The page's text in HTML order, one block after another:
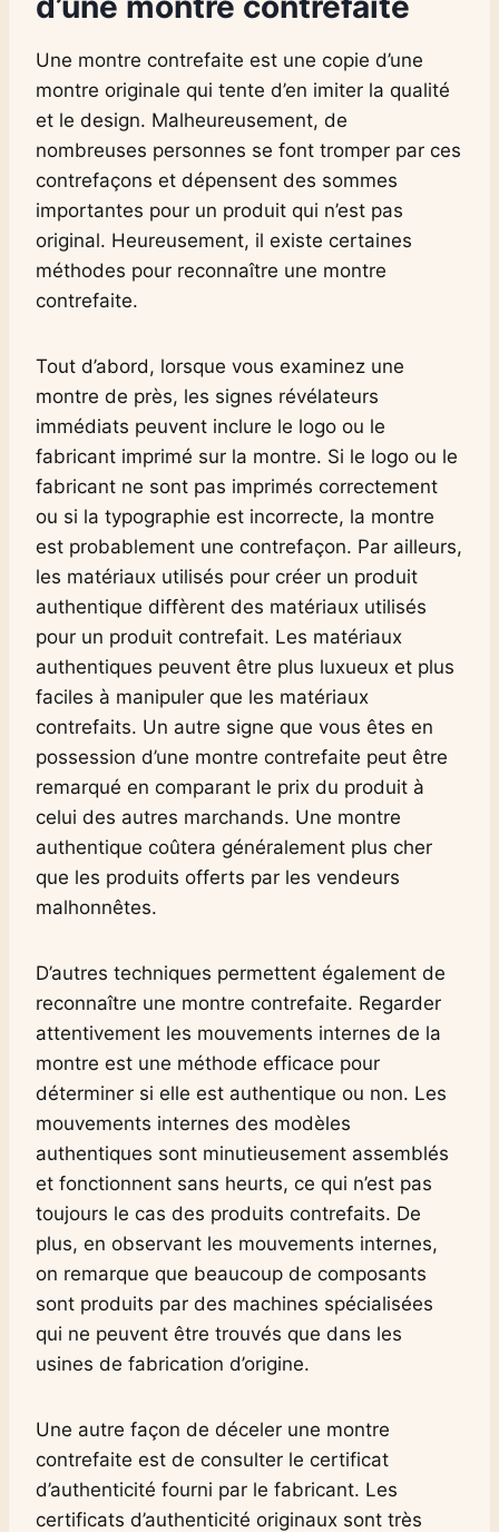
Une montre contrefaite est une copie d’une
montre originale qui tente d’en imiter la qualité
et le design. Malheureusement, de
nombreuses personnes se font tromper par ces
contrefaçons et dépensent des sommes
importantes pour un produit qui n’est pas
original. Heureusement, il existe certaines
méthodes pour reconnaître une montre
contrefaite.
Tout d’abord, lorsque vous examinez une
montre de près, les signes révélateurs
immédiats peuvent inclure le logo ou le
fabricant imprimé sur la montre. Si le logo ou le
fabricant ne sont pas imprimés correctement
ou si la typographie est incorrecte, la montre
est probablement une contrefaçon. Par ailleurs,
les matériaux utilisés pour créer un produit
authentique diffèrent des matériaux utilisés
pour un produit contrefait. Les matériaux
authentiques peuvent être plus luxueux et plus
faciles à manipuler que les matériaux
contrefaits. Un autre signe que vous êtes en
possession d’une montre contrefaite peut être
remarqué en comparant le prix du produit à
celui des autres marchands. Une montre
authentique coûtera généralement plus cher
que les produits offerts par les vendeurs
malhonnêtes.
D’autres techniques permettent également de
reconnaître une montre contrefaite. Regarder
attentivement les mouvements internes de la
montre est une méthode efficace pour
déterminer si elle est authentique ou non. Les
mouvements internes des modèles
authentiques sont minutieusement assemblés
et fonctionnent sans heurts, ce qui n’est pas
toujours le cas des produits contrefaits. De
plus, en observant les mouvements internes,
on remarque que beaucoup de composants
sont produits par des machines spécialisées
qui ne peuvent être trouvés que dans les
usines de fabrication d’origine.
Une autre façon de déceler une montre
contrefaite est de consulter le certificat
d’authenticité fourni par le fabricant. Les
certificats d’authenticité originaux sont très